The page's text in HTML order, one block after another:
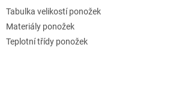
Tabulka velikostí ponožek
Materiály ponožek
Teplotní třídy ponožek